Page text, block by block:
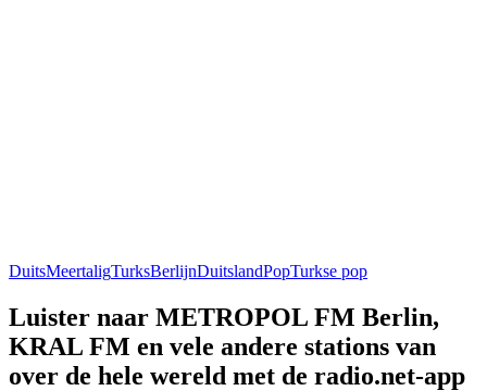
DuitsMeertaligTurksBerlijnDuitslandPopTurkse pop
Luister naar METROPOL FM Berlin,
KRAL FM en vele andere stations van
over de hele wereld met de radio.net-app